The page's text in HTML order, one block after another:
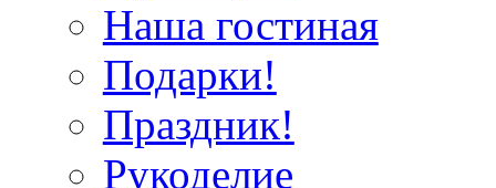
Наша гостиная
Подарки!
Праздник!
Рукоделие